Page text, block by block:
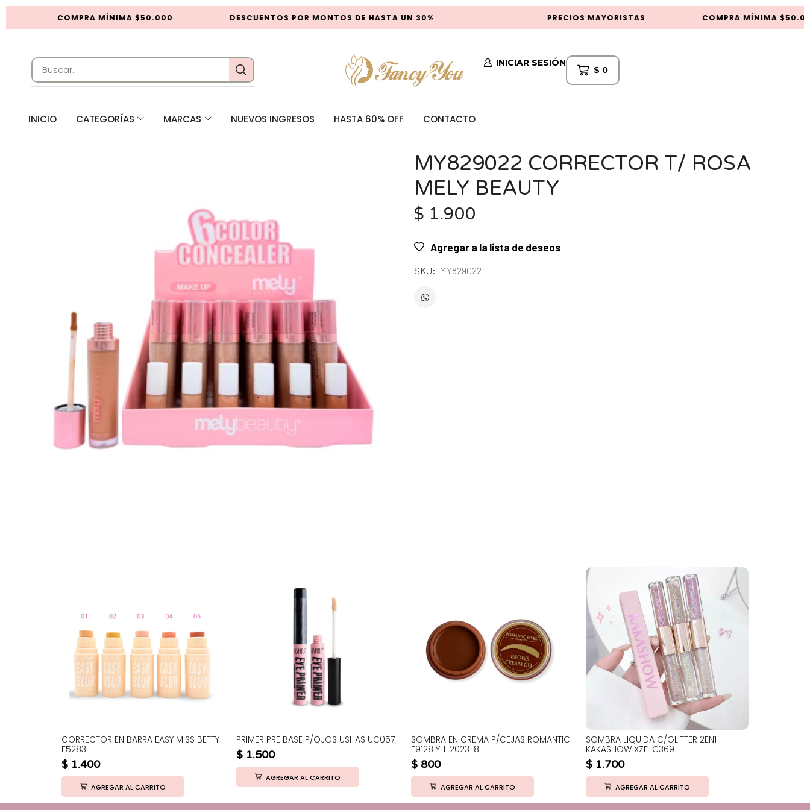
COMPRA MÍNIMA $50.000 DESCUENTOS POR MONTOS DE HASTA UN 30% PRECIOS MAYORISTAS COMPRA MÍNIMA $50.000
INICIAR SESIÓN
$ 0
INICIO CATEGORÍAS MARCAS NUEVOS INGRESOS HASTA 60% OFF CONTACTO
MY829022 CORRECTOR T/ ROSA
MELY BEAUTY
$ 1.900
Agregar a la lista de deseos
SKU: MY829022
CORRECTOR EN BARRA EASY MISS BETTY
F5283
$ 1.400
AGREGAR AL CARRITO
PRIMER PRE BASE P/OJOS USHAS UC057
$ 1.500
AGREGAR AL CARRITO
SOMBRA EN CREMA P/CEJAS ROMANTIC
E9128 YH-2023-8
$ 800
AGREGAR AL CARRITO
SOMBRA LIQUIDA C/GLITTER 2EN1
KAKASHOW XZF-C369
$ 1.700
AGREGAR AL CARRITO